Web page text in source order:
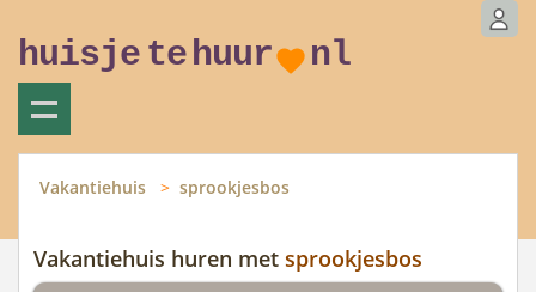
huisje tehuur nl
Vakantiehuis sprookjesbos
Vakantiehuis huren met sprookjesbos